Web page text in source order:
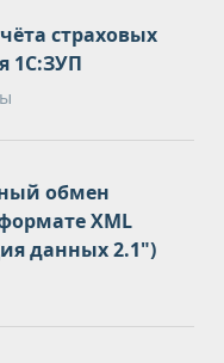
страховых
1С:ЗУП
обмен
XML
данных 2.1")